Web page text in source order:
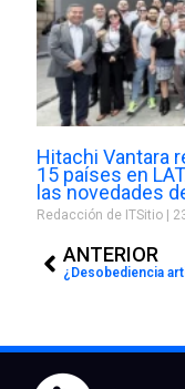
Hitachi Vantara
15 países en
las novedades
Redacción de ITSitio
ANTERIOR